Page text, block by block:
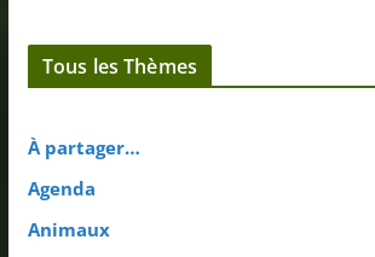
Tous les Thèmes
À partager…
Agenda
Animaux